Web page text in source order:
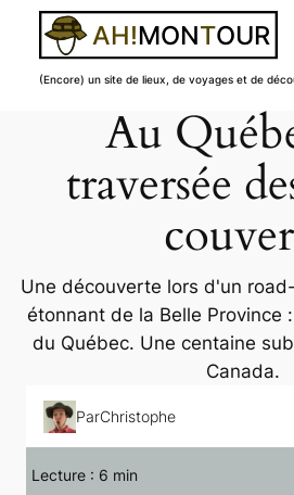
contenu
(Encore) un site de lieux, de voyages et de
Au
traversée
Une découverte lors d'un
étonnant de la Belle Province
du Québec. Une centaine
Canada.
ParChristophe
Lecture : 6 min